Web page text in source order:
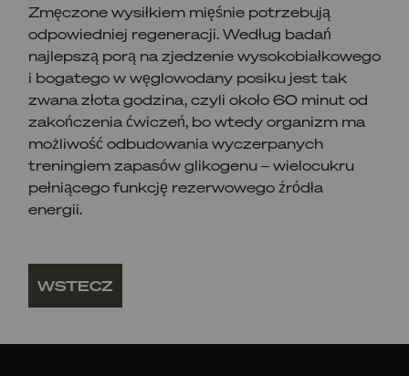
Zmęczone wysiłkiem mięśnie potrzebują
odpowiedniej regeneracji. Według badań
najlepszą porą na zjedzenie wysokobiałkowego
i bogatego w węglowodany posiku jest tak
zwana złota godzina, czyli około 60 minut od
zakończenia ćwiczeń, bo wtedy organizm ma
możliwość odbudowania wyczerpanych
treningiem zapasów glikogenu – wielocukru
pełniącego funkcję rezerwowego źródła
energii.
WSTECZ